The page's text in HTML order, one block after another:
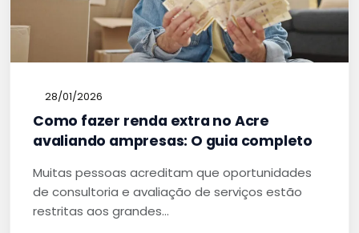
28/01/2026
Como fazer renda extra no Acre
avaliando ampresas: O guia completo
Muitas pessoas acreditam que oportunidades
de consultoria e avaliação de serviços estão
restritas aos grandes…